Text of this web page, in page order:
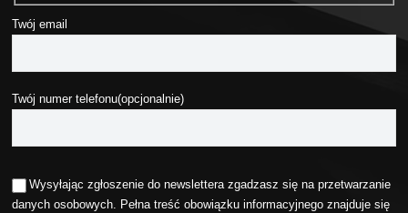
Twój email
Twój numer telefonu(opcjonalnie)
Wysyłając zgłoszenie do newslettera zgadzasz się na przetwarzanie
danych osobowych. Pełna treść obowiązku informacyjnego znajduje się